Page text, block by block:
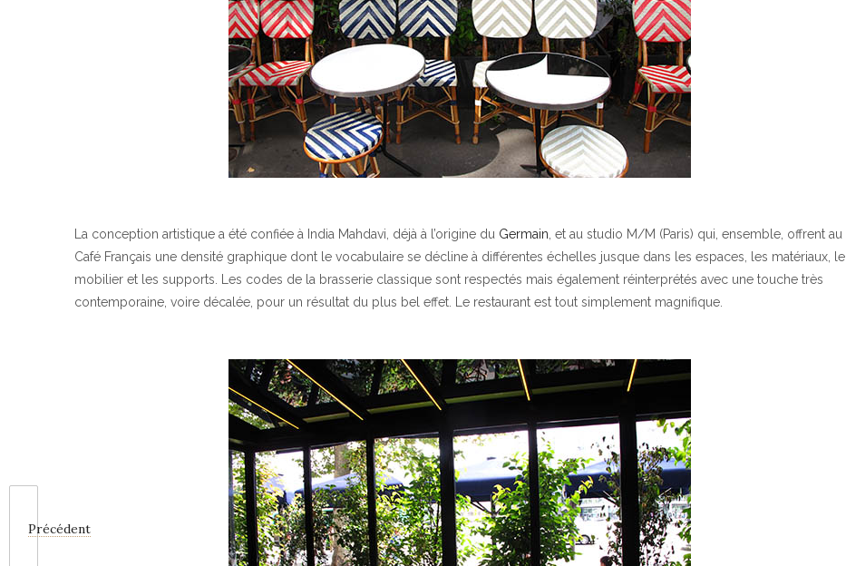
Précédent
La conception artistique a été confiée à India Mahdavi, déjà à l’origine du Germain , et au studio M/M (Paris) qui, ensemble, offrent au
Café Français une densité graphique dont le vocabulaire se décline à différentes échelles jusque dans les espaces, les matériaux, le
mobilier et les supports. Les codes de la brasserie classique sont respectés mais également réinterprétés avec une touche très
contemporaine, voire décalée, pour un résultat du plus bel effet. Le restaurant est tout simplement magnifique.